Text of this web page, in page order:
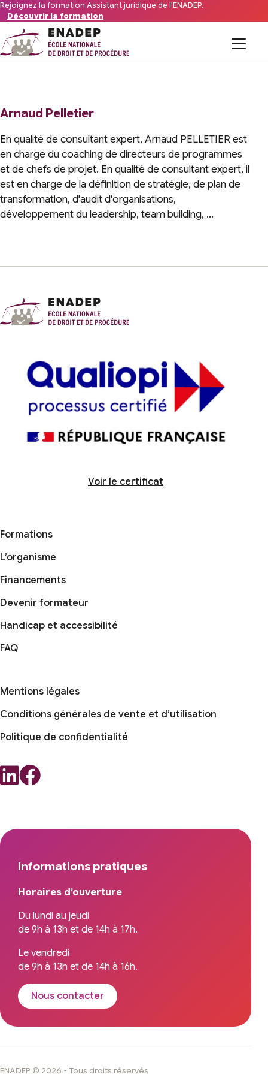
Aller au contenu
Rejoignez la formation Assistant juridique de l'ENADEP.
Découvrir la formation
L’organisme
Financements
Offres d’emploi du secteur
FAQ
Arnaud Pelletier
En qualité de consultant expert, Arnaud PELLETIER est
en charge du coaching de directeurs de programmes
et de chefs de projet. En qualité de consultant expert, il
est en charge de la définition de stratégie, de plan de
transformation, d'audit d'organisations,
développement du leadership, team building, …
Voir le certificat
Formations
L’organisme
Financements
Devenir formateur
Handicap et accessibilité
FAQ
Mentions légales
Conditions générales de vente et d’utilisation
Politique de confidentialité
Informations pratiques
Horaires d’ouverture
Du lundi au jeudi
de 9h à 13h et de 14h à 17h.
Le vendredi
de 9h à 13h et de 14h à 16h.
Nous contacter
ENADEP © 2026 - Tous droits réservés